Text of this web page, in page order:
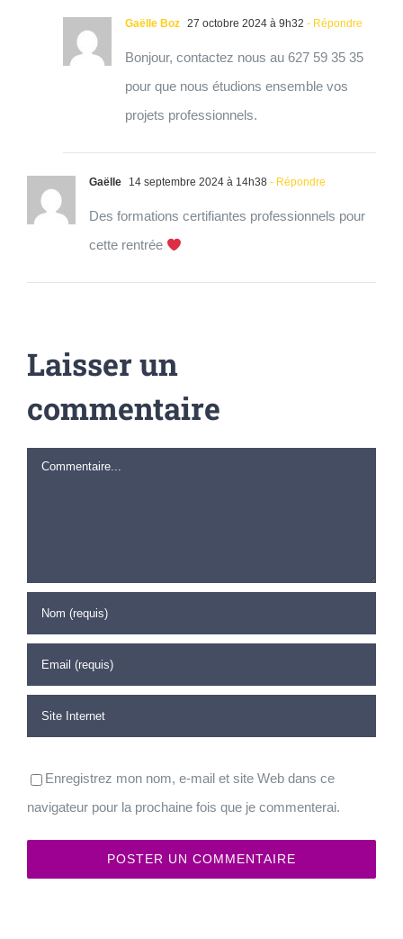
Gaëlle Boz 27 octobre 2024 à 9h32 - Répondre
Bonjour, contactez nous au 627 59 35 35
pour que nous étudions ensemble vos
projets professionnels.
Gaëlle 14 septembre 2024 à 14h38 - Répondre
Des formations certifiantes professionnels pour
cette rentrée
Laisser un
commentaire
Commentaire
Enregistrez mon nom, e-mail et site Web dans ce
navigateur pour la prochaine fois que je commenterai.